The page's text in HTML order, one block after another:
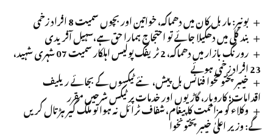
بونیر: ماربل کان میں دھماکہ، خواتین اور بچوں سمیت 8 افراد زخمی
بند گلی میں دھکیلا جائے تو احتجاج ہمارا حق ہے،سہیل آفریدی
رورنگ بازار میں دھماکہ، 2 ٹریفک پولیس اہلکار سمیت 07 شہری شہید،
23 افراد زخمی ہوئے
خیبرپختونخوا فنانس بل پیش، نئے ٹیکسوں کے بجائے ریلیف
اقدامات؛ کاروبار، گاڑیوں اور خدمات پر ٹیکس شرحیں مقرر
وکلاء کو مزاحمت کا پیغام، شفاف ٹرائل نہ ہوا تو ملک گیر ہڑتال کریں
گے: وزیر اعلیٰ خیبرپختونخوا